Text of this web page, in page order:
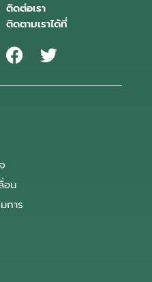
ติดต่อเรา
ติดตามเราได้ที่
อน
การ